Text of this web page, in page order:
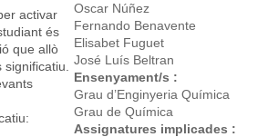
activar
és
que allò
Oscar Núñez
Fernando Benavente
Elisabet Fuguet
José Luís Beltran
Ensenyament/s :
Grau d’Enginyeria Química
Grau de Química
Assignatures implicades :